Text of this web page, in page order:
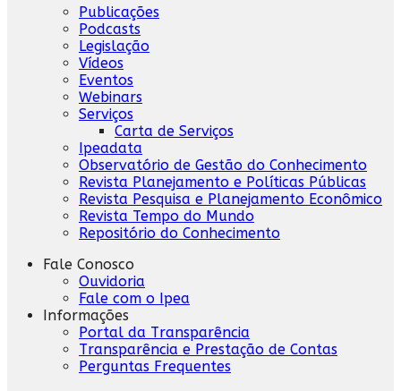
Publicações
Podcasts
Legislação
Vídeos
Eventos
Webinars
Serviços
Carta de Serviços
Ipeadata
Observatório de Gestão do Conhecimento
Revista Planejamento e Políticas Públicas
Revista Pesquisa e Planejamento Econômico
Revista Tempo do Mundo
Repositório do Conhecimento
Fale Conosco
Ouvidoria
Fale com o Ipea
Informações
Portal da Transparência
Transparência e Prestação de Contas
Perguntas Frequentes